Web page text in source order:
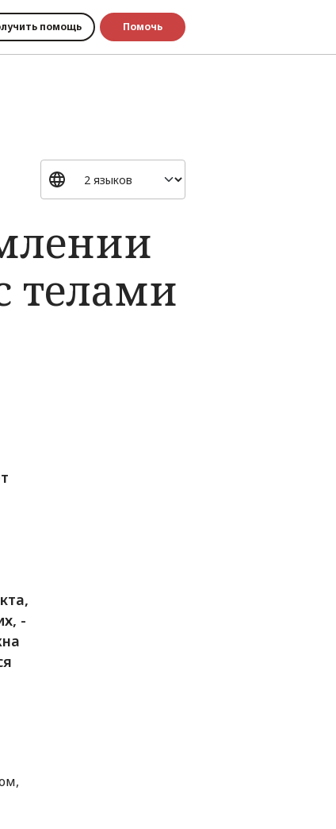
помощь Помочь
телами
-